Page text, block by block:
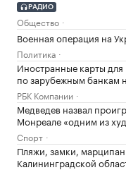
РАДИО
Общество
Военная операция на
Политика
Иностранные карты для
по зарубежным банкам
РБК Компании
Медведев назвал
Монреале «одним из
Спорт
Пляжи, замки,
Калининградской